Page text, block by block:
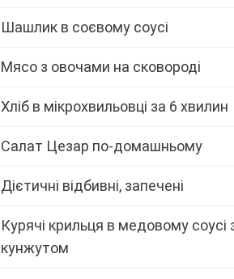
Шашлик в соєвому соусі
Мясо з овочами на сковороді
Хліб в мікрохвильовці за 6 хвилин
Салат Цезар по-домашньому
Дієтичні відбивні, запечені
Курячі крильця в медовому соусі
кунжутом